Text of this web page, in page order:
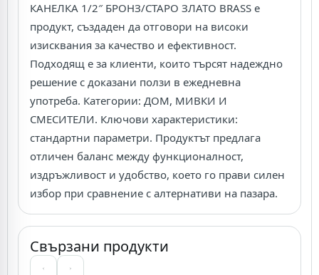
КАНЕЛКА 1/2″ БРОНЗ/СТАРО ЗЛАТО BRASS е
продукт, създаден да отговори на високи
изисквания за качество и ефективност.
Подходящ е за клиенти, които търсят надеждно
решение с доказани ползи в ежедневна
употреба. Категории: ДОМ, МИВКИ И
СМЕСИТЕЛИ. Ключови характеристики:
стандартни параметри. Продуктът предлага
отличен баланс между функционалност,
издръжливост и удобство, което го прави силен
избор при сравнение с алтернативи на пазара.
Свързани продукти